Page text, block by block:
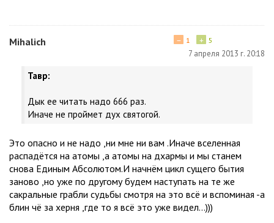
Мihalich + 5
− 1
7 апреля 2013 г. 20:18
Тавр:
Дык ее читать надо 666 раз.
Иначе не проймет дух святогой.
Это опасно и не надо ,ни мне ни вам .Иначе вселенная
распадётся на атомы ,а атомы на дхармы и мы станем
снова Единым Абсолютом.И начнём цикл сущего бытия
заново ,но уже по другому будем наступать на те же
сакральные грабли судьбы смотря на это всё и вспоминая -а
блин чё за херня ,где то я всё это уже видел...)))